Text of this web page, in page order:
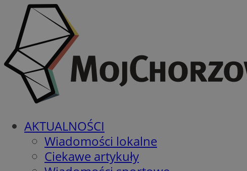
AKTUALNOŚCI
Wiadomości lokalne
Ciekawe artykuły